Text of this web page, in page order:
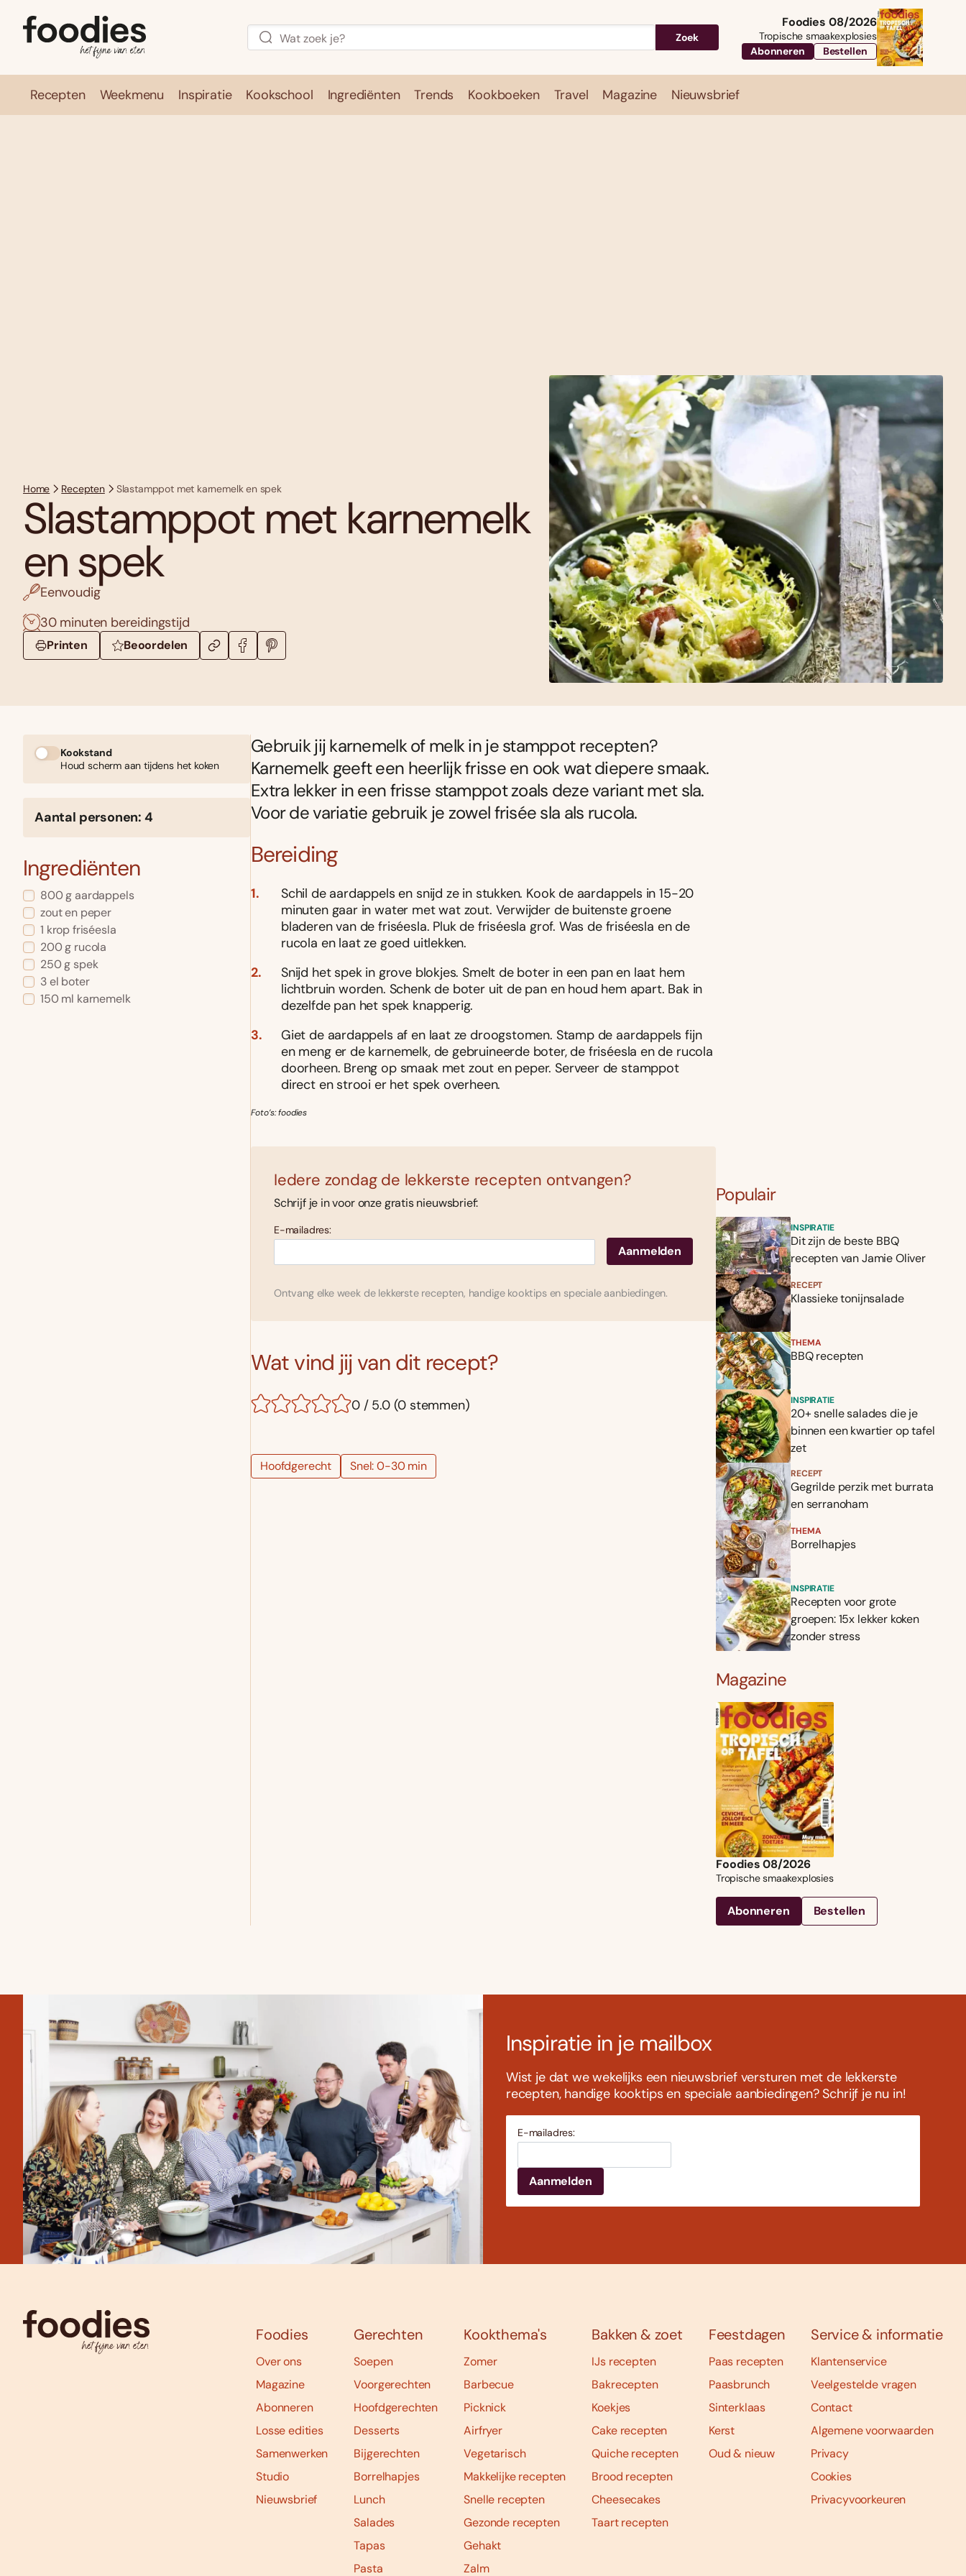
Zoek
Foodies 08/2026
Tropische smaakexplosies
Abonneren
Bestellen
Recepten Weekmenu Inspiratie Kookschool Ingrediënten Trends Kookboeken Travel Magazine Nieuwsbrief
Home Recepten Slastamppot met karnemelk en spek
Slastamppot met karnemelk
en spek
Eenvoudig
30 minuten bereidingstijd
Printen Beoordelen
Kookstand
Houd scherm aan tijdens het koken
Aantal personen: 4
Ingrediënten
800 g aardappels
zout en peper
1 krop friséesla
200 g rucola
250 g spek
3 el boter
150 ml karnemelk
Gebruik jij karnemelk of melk in je stamppot recepten?
Karnemelk geeft een heerlijk frisse en ook wat diepere smaak.
Extra lekker in een frisse stamppot zoals deze variant met sla.
Voor de variatie gebruik je zowel frisée sla als rucola.
Bereiding
Schil de aardappels en snijd ze in stukken. Kook de aardappels in 15-20
minuten gaar in water met wat zout. Verwijder de buitenste groene
bladeren van de friséesla. Pluk de friséesla grof. Was de friséesla en de
rucola en laat ze goed uitlekken.
Snijd het spek in grove blokjes. Smelt de boter in een pan en laat hem
lichtbruin worden. Schenk de boter uit de pan en houd hem apart. Bak in
dezelfde pan het spek knapperig.
Giet de aardappels af en laat ze droogstomen. Stamp de aardappels fijn
en meng er de karnemelk, de gebruineerde boter, de friséesla en de rucola
doorheen. Breng op smaak met zout en peper. Serveer de stamppot
direct en strooi er het spek overheen.
Foto’s: foodies
Iedere zondag de lekkerste recepten ontvangen?
Schrijf je in voor onze gratis nieuwsbrief:
E-mailadres:
Ontvang elke week de lekkerste recepten, handige kooktips en speciale aanbiedingen.
Wat vind jij van dit recept?
0 / 5.0 (0 stemmen)
Hoofdgerecht Snel: 0-30 min
Populair
INSPIRATIE
Dit zijn de beste BBQ
recepten van Jamie Oliver
RECEPT
Klassieke tonijnsalade
THEMA
BBQ recepten
INSPIRATIE
20+ snelle salades die je
binnen een kwartier op tafel
zet
RECEPT
Gegrilde perzik met burrata
en serranoham
THEMA
Borrelhapjes
INSPIRATIE
Recepten voor grote
groepen: 15x lekker koken
zonder stress
Magazine
Foodies 08/2026
Tropische smaakexplosies
Abonneren Bestellen
Inspiratie in je mailbox
Wist je dat we wekelijks een nieuwsbrief versturen met de lekkerste
recepten, handige kooktips en speciale aanbiedingen? Schrijf je nu in!
E-mailadres:
Foodies
Over ons
Magazine
Abonneren
Losse edities
Samenwerken
Studio
Nieuwsbrief
Gerechten
Soepen
Voorgerechten
Hoofdgerechten
Desserts
Bijgerechten
Borrelhapjes
Lunch
Salades
Tapas
Pasta
Kookthema's
Zomer
Barbecue
Picknick
Airfryer
Vegetarisch
Makkelijke recepten
Snelle recepten
Gezonde recepten
Gehakt
Zalm
Bakken & zoet
IJs recepten
Bakrecepten
Koekjes
Cake recepten
Quiche recepten
Brood recepten
Cheesecakes
Taart recepten
Feestdagen
Paas recepten
Paasbrunch
Sinterklaas
Kerst
Oud & nieuw
Service & informatie
Klantenservice
Veelgestelde vragen
Contact
Algemene voorwaarden
Privacy
Cookies
Privacyvoorkeuren